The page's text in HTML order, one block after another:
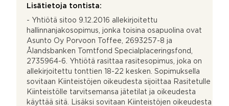
Lisätietoja tontista:
- Yhtiötä sitoo 9.12.2016 allekirjoitettu
hallinnanjakosopimus, jonka toisina osapuolina ovat
Asunto Oy Porvoon Toffee, 2693257-8 ja
Ålandsbanken Tomtfond Specialplaceringsfond,
2735964-6. Yhtiötä rasittaa rasitesopimus, joka on
allekirjoitettu tonttien 18-22 kesken. Sopimuksella
sovitaan Kiinteistöjen oikeudesta sijoittaa Rasitetulle
Kiinteistölle tarvitsemansa jätetilat ja oikeudesta
käyttää sitä. Lisäksi sovitaan Kiinteistöjen oikeudesta